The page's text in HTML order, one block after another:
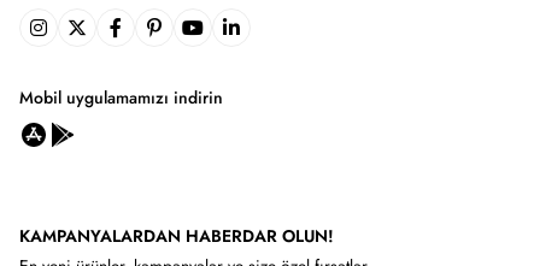
Mobil uygulamamızı indirin
KAMPANYALARDAN HABERDAR OLUN!